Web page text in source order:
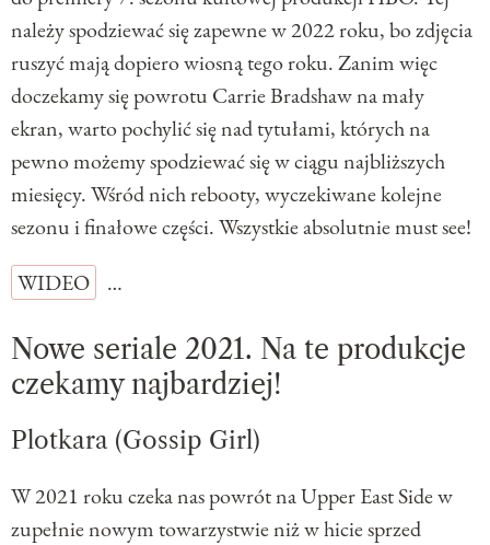
należy spodziewać się zapewne w 2022 roku, bo zdjęcia
ruszyć mają dopiero wiosną tego roku. Zanim więc
doczekamy się powrotu Carrie Bradshaw na mały
ekran, warto pochylić się nad tytułami, których na
pewno możemy spodziewać się w ciągu najbliższych
miesięcy. Wśród nich rebooty, wyczekiwane kolejne
sezonu i finałowe części. Wszystkie absolutnie must see!
WIDEO
…
Nowe seriale 2021. Na te produkcje
czekamy najbardziej!
Plotkara (Gossip Girl)
W 2021 roku czeka nas powrót na Upper East Side w
zupełnie nowym towarzystwie niż w hicie sprzed